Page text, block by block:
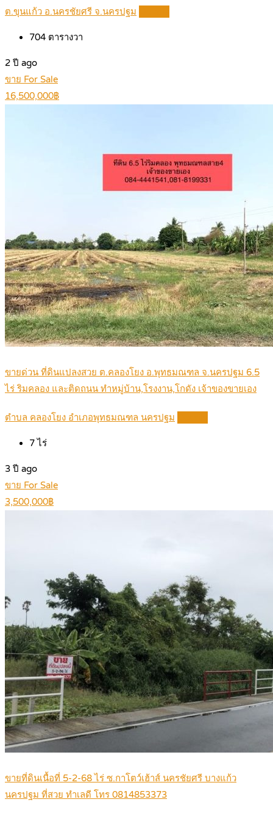
ต.ขุนแก้ว อ.นครชัยศรี จ.นครปฐม
704 ตารางวา
2 ปี ago
ขาย For Sale
16,500,000฿
ขายด่วน ที่ดินแปลงสวย ต.คลองโยง อ.พุทธมณฑล จ.นครปฐม 6.5
ไร่ ริมคลอง และติดถนน ทำหมู่บ้าน,โรงงาน,โกดัง เจ้าของขายเอง
ตำบล คลองโยง อำเภอพุทธมณฑล นครปฐม
7ไร่
3 ปี ago
ขาย For Sale
3,500,000฿
ขายที่ดินเนื้อที่ 5-2-68 ไร่ ซ.กาโตว์เฮ้าส์ นครชัยศรี บางแก้ว
นครปฐม ที่สวย ทำเลดี โทร 0814853373